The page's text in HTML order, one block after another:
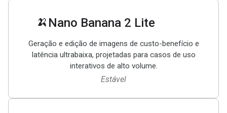
🍌 Nano Banana 2 Lite
Geração e edição de imagens de custo-benefício e
latência ultrabaixa, projetadas para casos de uso
interativos de alto volume.
Estável